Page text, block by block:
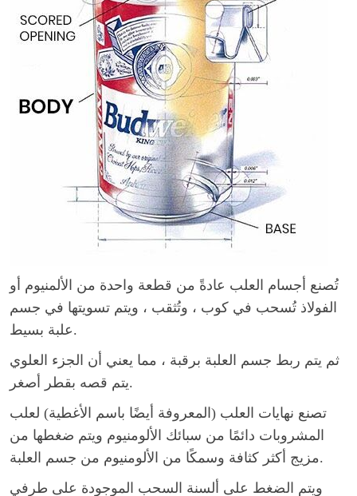
تُصنع أجسام العلب عادةً من قطعة واحدة من الألمنيوم أو
الفولاذ تُسحب في كوب ، وتُثقب ، ويتم تسويتها في جسم
علبة بسيط.
ثم يتم ربط جسم العلبة برقبة ، مما يعني أن الجزء العلوي
يتم قصه بقطر أصغر.
تصنع نهايات العلب (المعروفة أيضًا باسم الأغطية) لعلب
المشروبات دائمًا من سبائك الألومنيوم ويتم ضغطها من
مزيج أكثر كثافة وسمكًا من الألومنيوم من جسم العلبة.
ويتم الضغط على ألسنة السحب الموجودة على طرفي